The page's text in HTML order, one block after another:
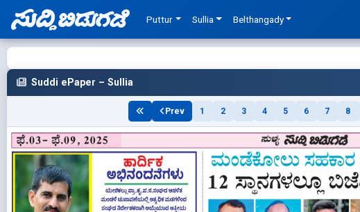
Puttur Sullia Belthangady
Suddi ePaper – Sullia
Prev 1 2 3 4 5 6 7 8